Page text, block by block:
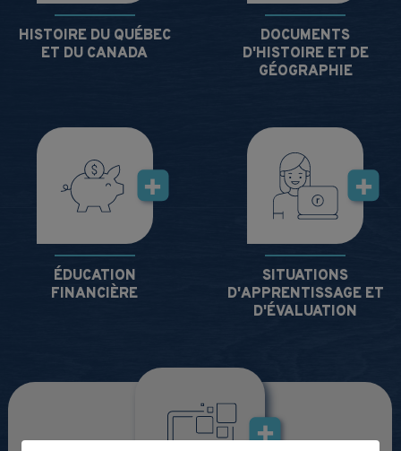
HISTOIRE DU QUÉBEC
ET DU CANADA
DOCUMENTS
D'HISTOIRE ET DE
GÉOGRAPHIE
ÉDUCATION
FINANCIÈRE
SITUATIONS
D'APPRENTISSAGE ET
D'ÉVALUATION